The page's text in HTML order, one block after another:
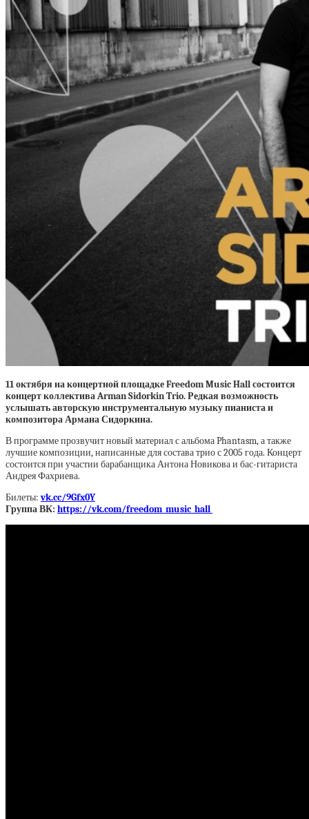
11 октября на концертной площадке Freedom Music Hall состоится
концерт коллектива Arman Sidorkin Trio. Редкая возможность
услышать авторскую инструментальную музыку пианиста и
композитора Армана Сидоркина.
В программе прозвучит новый материал с альбома Phantasm, а также
лучшие композиции, написанные для состава трио с 2005 года. Концерт
состоится при участии барабанщика Антона Новикова и бас-гитариста
Андрея Фахриева.
Билеты:vk.cc/9Gfx0Y
Группа ВК: https://vk.com/freedom_music_hall